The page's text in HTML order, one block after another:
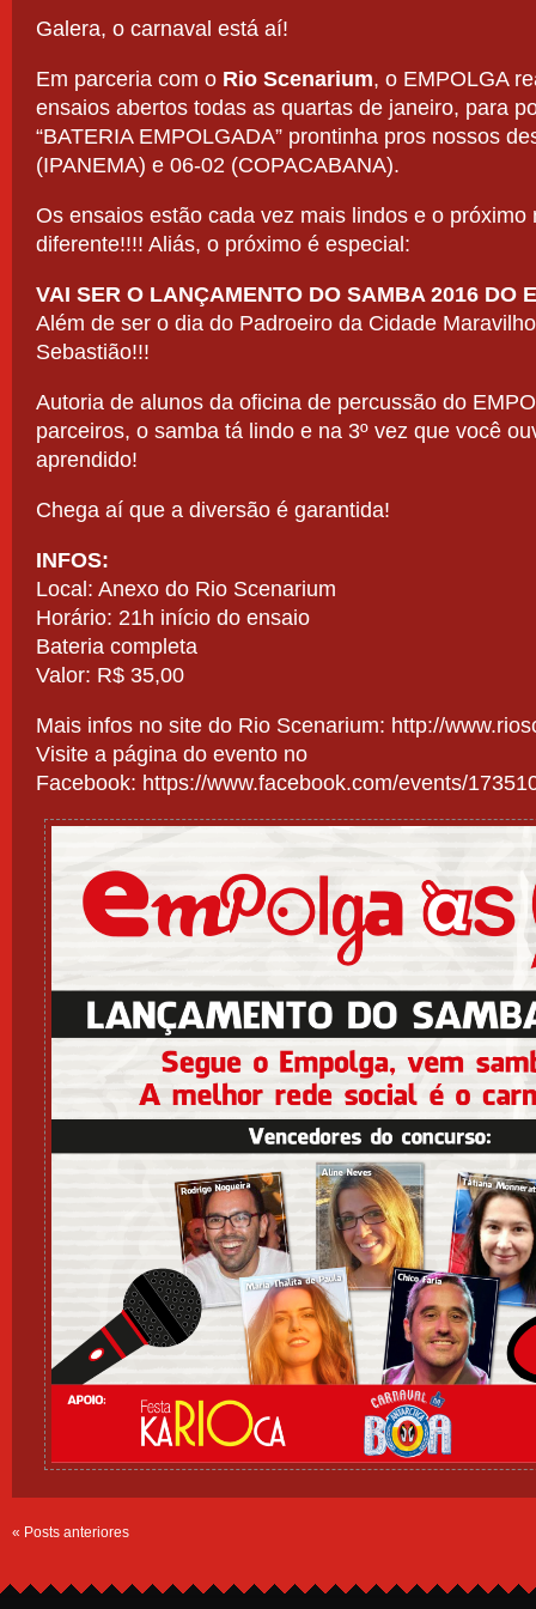
Mais
Galera, o carnaval está aí!
Em parceria com o Rio Scenarium, o EMPOLGA
ensaios abertos todas as quartas de janeiro, para
“BATERIA EMPOLGADA” prontinha pros nossos
(IPANEMA) e 06-02 (COPACABANA).
Os ensaios estão cada vez mais lindos e o próximo
diferente!!!! Aliás, o próximo é especial:
VAI SER O LANÇAMENTO DO SAMBA 2016 DO
Além de ser o dia do Padroeiro da Cidade
Sebastião!!!
Autoria de alunos da oficina de percussão do
parceiros, o samba tá lindo e na 3º vez que você
aprendido!
Chega aí que a diversão é garantida!
INFOS:
Local: Anexo do Rio Scenarium
Horário: 21h início do ensaio
Bateria completa
Valor: R$ 35,00
Mais infos no site do Rio Scenarium: http://
Visite a página do evento no
Facebook: https://www.facebook.com/events/
« Posts anteriores